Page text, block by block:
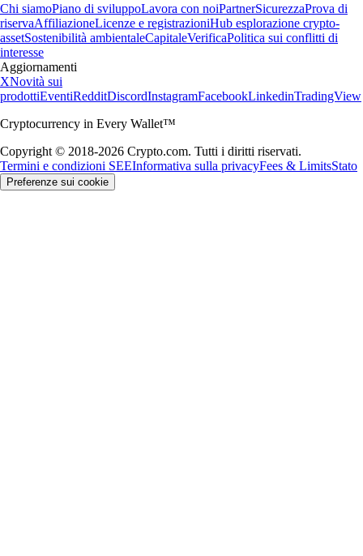
Chi siamoPiano di sviluppoLavora con noiPartnerSicurezzaProva di
riservaAffiliazioneLicenze e registrazioniHub esplorazione crypto-
assetSostenibilità ambientaleCapitaleVerificaPolitica sui conflitti di
interesse
Aggiornamenti
XNovità sui
prodottiEventiRedditDiscordInstagramFacebookLinkedinTradingView
Cryptocurrency in Every Wallet™
Copyright © 2018-2026 Crypto.com. Tutti i diritti riservati.
Termini e condizioni SEEInformativa sulla privacyFees & LimitsStato
Preferenze sui cookie